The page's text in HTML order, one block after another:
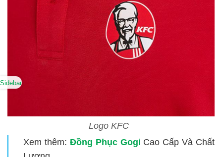
Logo KFC
Xem thêm: Đồng Phục Gogi Cao Cấp Và Chất
Sidebar